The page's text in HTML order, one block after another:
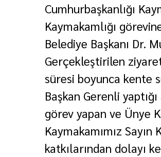
Cumhurbaşkanlığı
Kaymakamlığı
Belediye Başkanı Dr.
Gerçekleştirilen
süresi boyunca kente
Başkan Gerenli
görev yapan ve Ünye
Kaymakamımız
katkılarından dolayı